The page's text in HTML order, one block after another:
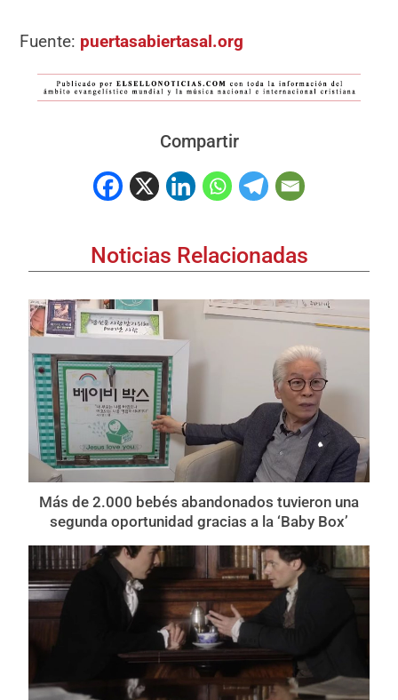
Fuente: puertasabiertasal.org
Compartir
Noticias Relacionadas
Más de 2.000 bebés abandonados tuvieron una
segunda oportunidad gracias a la ‘Baby Box’